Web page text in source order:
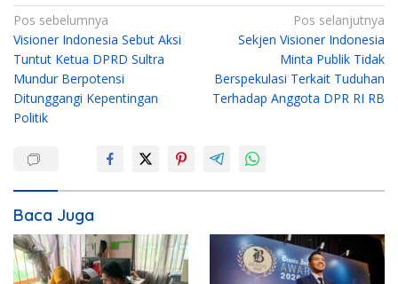
N
a
v
i
g
i
p
o
s
Pos sebelumnya
Visioner Indonesia Sebut Aksi
Tuntut Ketua DPRD Sultra
Mundur Berpotensi
Ditunggangi Kepentingan
Politik
Pos selanjutnya
Sekjen Visioner Indonesia
Minta Publik Tidak
Berspekulasi Terkait Tuduhan
Terhadap Anggota DPR RI RB
Baca Juga